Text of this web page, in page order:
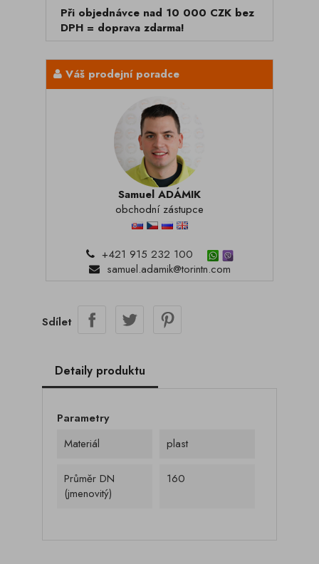
Při objednávce nad 10 000 CZK bez
DPH = doprava zdarma!
Váš prodejní poradce
Samuel ADÁMIK
obchodní zástupce
+421 915 232 100
samuel.adamik@torintn.com
Sdílet
Detaily produktu
Parametry
Materiál
plast
Průměr DN
(jmenovitý)
160